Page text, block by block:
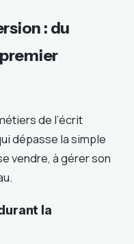
: du
de l’écrit
dépasse la simple
vendre, à gérer son
la